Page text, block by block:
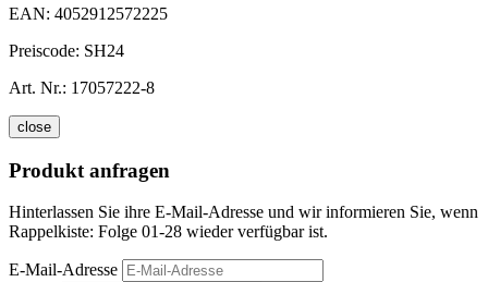
EAN: 4052912572225
Preiscode: SH24
Art. Nr.: 17057222-8
close
Produkt anfragen
Hinterlassen Sie ihre E-Mail-Adresse und wir informieren Sie, wenn
Rappelkiste: Folge 01-28 wieder verfügbar ist.
E-Mail-Adresse